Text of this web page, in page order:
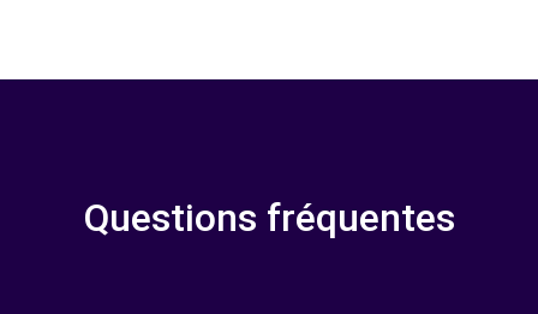
Questions fréquentes